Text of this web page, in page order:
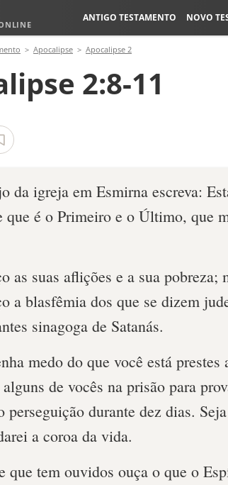
ANTIGO TESTAMENTO NOVO
Apocalipse Apocalipse 2
2:8-11
da igreja em Esmirna escreva:
que é o Primeiro e o Último, que
as suas aflições e a sua pobreza;
a blasfêmia dos que se dizem
sinagoga de Satanás.
medo do que você está
de vocês na prisão para
perseguição durante dez dias.
a coroa da vida.
que tem ouvidos ouça o que o